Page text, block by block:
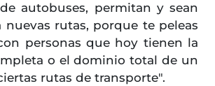
autobuses, permitan y sean
nuevas rutas, porque te peleas
personas que hoy tienen la
o el dominio total de un
rutas de transporte".